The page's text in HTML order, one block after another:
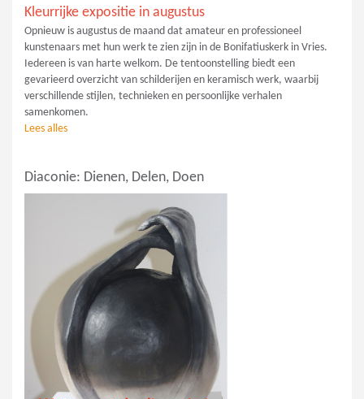
Kleurrijke expositie in augustus
Opnieuw is augustus de maand dat amateur en professioneel
kunstenaars met hun werk te zien zijn in de Bonifatiuskerk in Vries.
Iedereen is van harte welkom. De tentoonstelling biedt een
gevarieerd overzicht van schilderijen en keramisch werk, waarbij
verschillende stijlen, technieken en persoonlijke verhalen
samenkomen.
Lees alles
Diaconie: Dienen, Delen, Doen